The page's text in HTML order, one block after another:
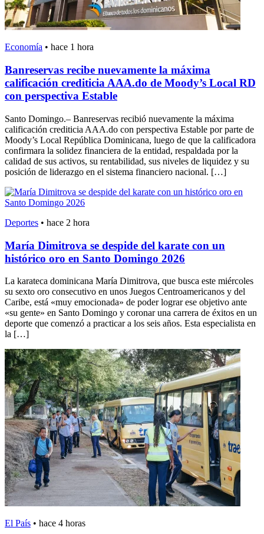
Economía • hace 1 hora
Banreservas recibe nuevamente la máxima
calificación crediticia AAA.do de Moody’s Local RD
con perspectiva Estable
Santo Domingo.– Banreservas recibió nuevamente la máxima
calificación crediticia AAA.do con perspectiva Estable por parte de
Moody’s Local República Dominicana, luego de que la calificadora
confirmara la solidez financiera de la entidad, respaldada por la
calidad de sus activos, su rentabilidad, sus niveles de liquidez y su
posición de liderazgo en el sistema financiero nacional. […]
Deportes • hace 2 hora
María Dimitrova se despide del karate con un
histórico oro en Santo Domingo 2026
La karateca dominicana María Dimitrova, que busca este miércoles
su sexto oro consecutivo en unos Juegos Centroamericanos y del
Caribe, está «muy emocionada» de poder lograr ese objetivo ante
«su gente» en Santo Domingo y coronar una carrera de éxitos en un
deporte que comenzó a practicar a los seis años. Esta especialista en
la […]
El País • hace 4 horas